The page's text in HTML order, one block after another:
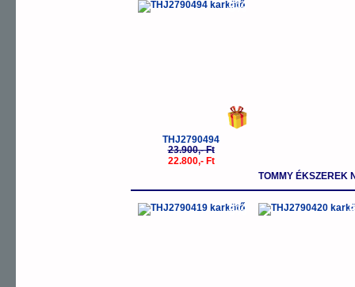
-5%
THJ2790494
23.900,- Ft
22.800,- Ft
TOMMY ÉKSZEREK
-5% -